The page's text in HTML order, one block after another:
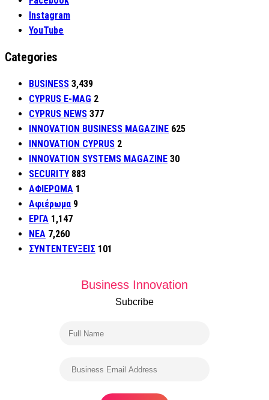
Instagram
YouTube
Categories
BUSINESS 3,439
CYPRUS E-MAG 2
CYPRUS NEWS 377
INNOVATION BUSINESS MAGAZINE 625
INNOVATION CYPRUS 2
INNOVATION SYSTEMS MAGAZINE 30
SECURITY 883
ΑΦΙΕΡΩΜΑ 1
Αφιέρωμα 9
ΕΡΓΑ 1,147
ΝΕΑ 7,260
ΣΥΝΤΕΝΤΕΥΞΕΙΣ 101
Business Innovation
Subcribe